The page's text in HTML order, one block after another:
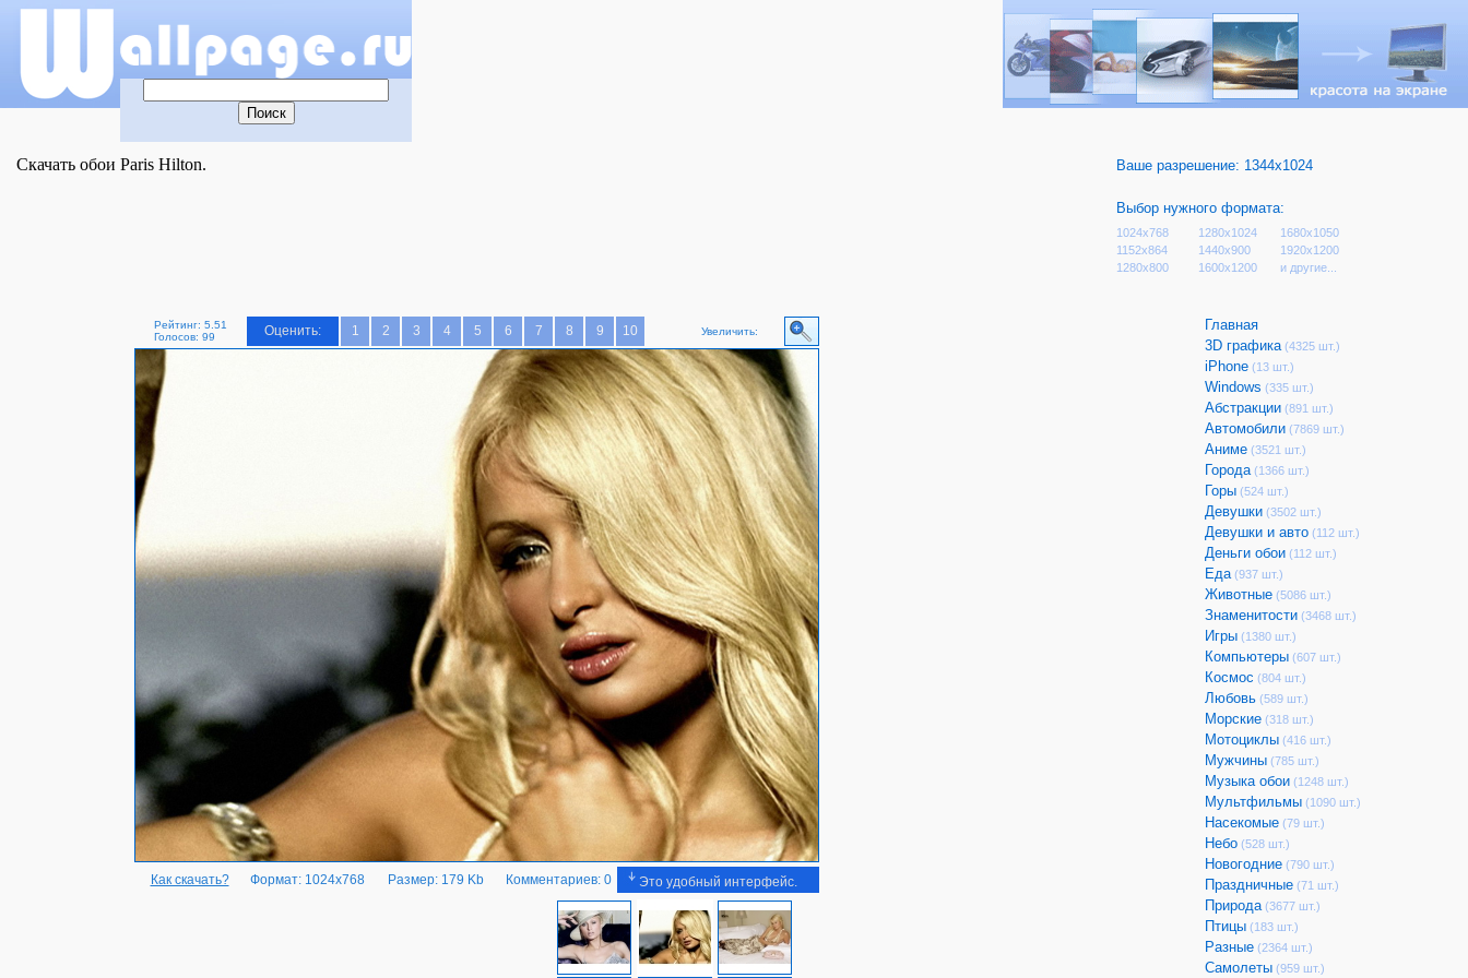
Скачать обои Paris Hilton. Ваше разрешение: 1344x1024
Выбор нужного формата:
1024x768 1280x1024
1680x1050
1152x864
1440x900
1920x1200
1280x800
1600x1200 и другие...
Рейтинг: 5.51
Голосов: 99
Оценить: 1 2 3 4 5 6 7 8 9 10 Увеличить:
Как скачать? Формат: 1024x768 Размер: 179 Kb Комментариев: 0 Это удобный интерфейс.
Главная
3D графика (4325 шт.)
iPhone (13 шт.)
Windows (335 шт.)
Абстракции (891 шт.)
Автомобили (7869 шт.)
Аниме (3521 шт.)
Города (1366 шт.)
Горы (524 шт.)
Девушки (3502 шт.)
Девушки и авто (112 шт.)
Деньги обои (112 шт.)
Еда (937 шт.)
Животные (5086 шт.)
Знаменитости (3468 шт.)
Игры (1380 шт.)
Компьютеры (607 шт.)
Космос (804 шт.)
Любовь (589 шт.)
Морские (318 шт.)
Мотоциклы (416 шт.)
Мужчины (785 шт.)
Музыка обои (1248 шт.)
Мультфильмы (1090 шт.)
Насекомые (79 шт.)
Небо (528 шт.)
Новогодние (790 шт.)
Праздничные (71 шт.)
Природа (3677 шт.)
Птицы (183 шт.)
Разные (2364 шт.)
Самолеты (959 шт.)